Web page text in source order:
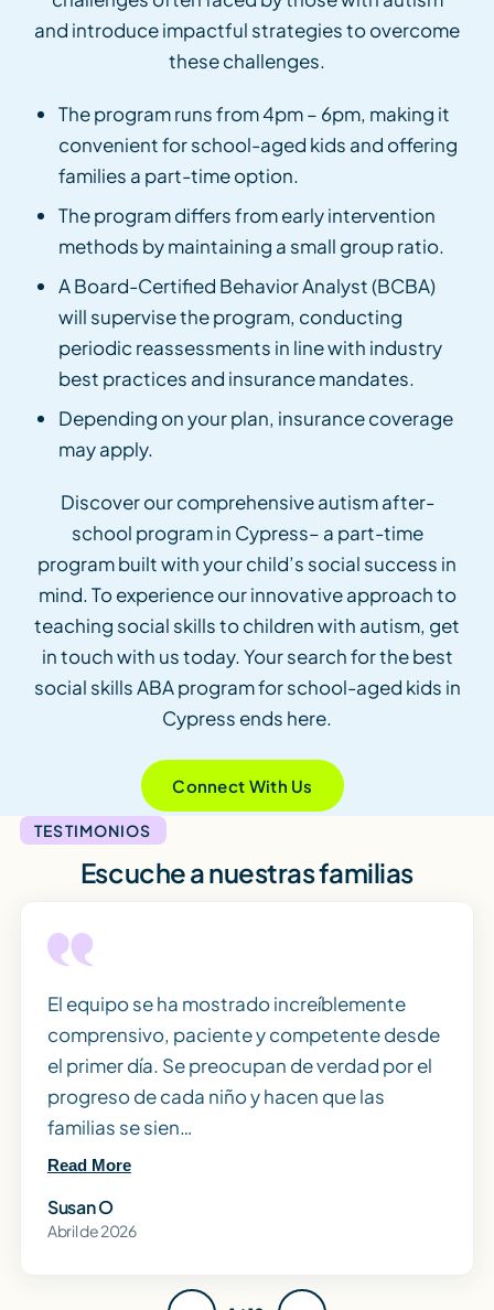
and introduce impactful strategies to overcome
these challenges.
The program runs from 4pm – 6pm, making it
convenient for school-aged kids and offering
families a part-time option.
The program differs from early intervention
methods by maintaining a small group ratio.
A Board-Certified Behavior Analyst (BCBA)
will supervise the program, conducting
periodic reassessments in line with industry
best practices and insurance mandates.
Depending on your plan, insurance coverage
may apply.
Discover our comprehensive autism after-
school program in Cypress– a part-time
program built with your child’s social success in
mind. To experience our innovative approach to
teaching social skills to children with autism, get
in touch with us today. Your search for the best
social skills ABA program for school-aged kids in
Cypress ends here.
Connect With Us
TESTIMONIOS
Escuche a nuestras familias
El equipo se ha mostrado increíblemente
comprensivo, paciente y competente desde
el primer día. Se preocupan de verdad por el
progreso de cada niño y hacen que las
familias se sien…
Read More
Susan O
Abril de 2026